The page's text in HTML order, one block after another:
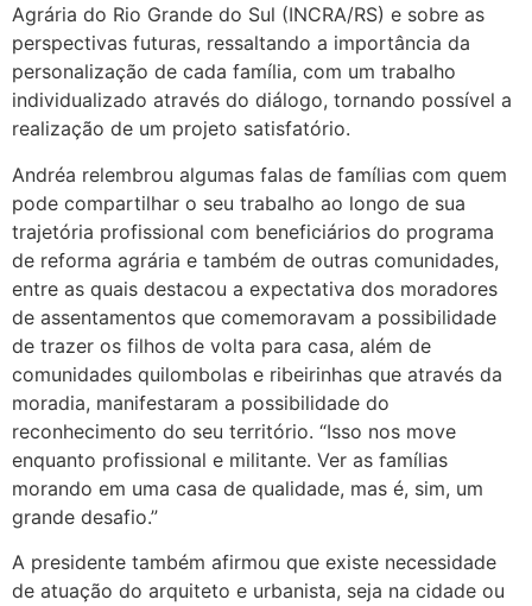
Agrária do Rio Grande do Sul (INCRA/RS) e sobre as
perspectivas futuras, ressaltando a importância da
personalização de cada família, com um trabalho
individualizado através do diálogo, tornando possível a
realização de um projeto satisfatório.
Andréa relembrou algumas falas de famílias com quem
pode compartilhar o seu trabalho ao longo de sua
trajetória profissional com beneficiários do programa
de reforma agrária e também de outras comunidades,
entre as quais destacou a expectativa dos moradores
de assentamentos que comemoravam a possibilidade
de trazer os filhos de volta para casa, além de
comunidades quilombolas e ribeirinhas que através da
moradia, manifestaram a possibilidade do
reconhecimento do seu território. “Isso nos move
enquanto profissional e militante. Ver as famílias
morando em uma casa de qualidade, mas é, sim, um
grande desafio.”
A presidente também afirmou que existe necessidade
de atuação do arquiteto e urbanista, seja na cidade ou